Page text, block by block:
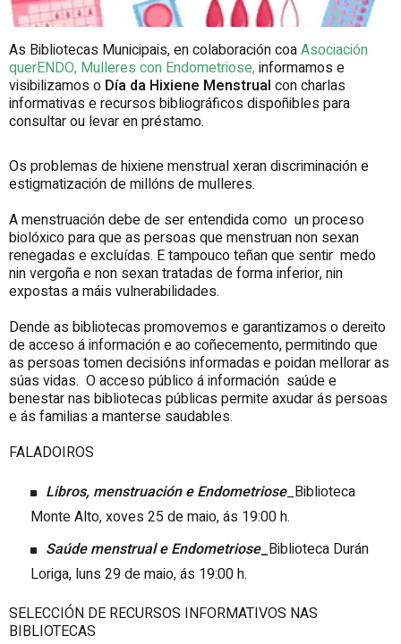
As Bibliotecas Municipais, en colaboración coaAsociación
querENDO, Mulleres con Endometriose,informamos e
visibilizamos o Día da Hixiene Menstrual con charlas
informativas e recursos bibliográficos dispoñibles para
consultar ou levar en préstamo.
Os problemas de hixiene menstrual xeran discriminación e
estigmatización de millóns de mulleres.
A menstruación debe de ser entendida como un proceso
biolóxico para que as persoas que menstruan non sexan
renegadas e excluídas. E tampouco teñan que sentir medo
nin vergoña e non sexan tratadas de forma inferior, nin
expostas a máis vulnerabilidades.
Dende as bibliotecas promovemos e garantizamos o dereito
de acceso á información e ao coñecemento, permitindo que
as persoas tomen decisións informadas e poidan mellorar as
súas vidas. O acceso público á información saúde e
benestar nas bibliotecas públicas permite axudar ás persoas
e ás familias a manterse saudables.
FALADOIROS
Libros, menstruación e Endometriose_Biblioteca
Monte Alto, xoves 25 de maio, ás 19:00 h.
Saúde menstrual e Endometriose_Biblioteca Durán
Loriga, luns 29 de maio, ás 19:00 h.
SELECCIÓN DE RECURSOS INFORMATIVOS NAS
BIBLIOTECAS